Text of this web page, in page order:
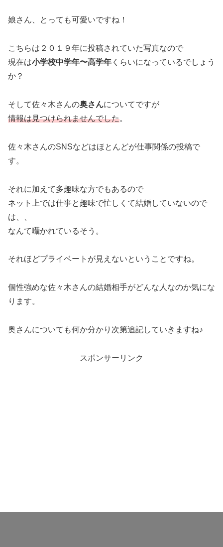
娘さん、とっても可愛いですね！
こちらは２０１９年に投稿されていた写真なので
現在は小学校中学年〜高学年 くらいになっているでしょう
か？
そして佐々木さんの奥さんについてですが
情報は見つけられませんでした。
佐々木さんのSNSなどはほとんどが仕事関係の投稿で
す。
それに加えて多趣味な方でもあるので
ネット上では仕事と趣味で忙しくて結婚していないので
は、、
なんて囁かれているそう。
それほどプライベートが見えないということですね。
個性強めな佐々木さんの結婚相手がどんな人なのか気にな
ります。
奥さんについても何か分かり次第追記していきますね♪
スポンサーリンク